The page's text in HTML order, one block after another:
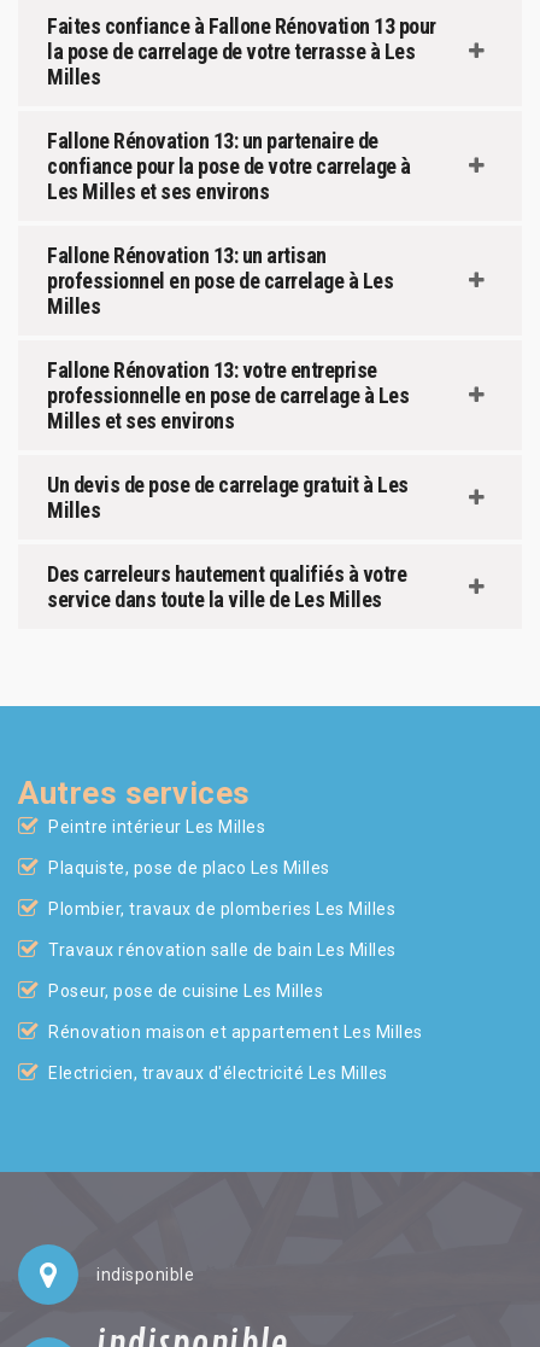
Faites confiance à Fallone Rénovation 13 pour
la pose de carrelage de votre terrasse à Les
Milles
Fallone Rénovation 13: un partenaire de
confiance pour la pose de votre carrelage à
Les Milles et ses environs
Fallone Rénovation 13: un artisan
professionnel en pose de carrelage à Les
Milles
Fallone Rénovation 13: votre entreprise
professionnelle en pose de carrelage à Les
Milles et ses environs
Un devis de pose de carrelage gratuit à Les
Milles
Des carreleurs hautement qualifiés à votre
service dans toute la ville de Les Milles
Autres services
Peintre intérieur Les Milles
Plaquiste, pose de placo Les Milles
Plombier, travaux de plomberies Les Milles
Travaux rénovation salle de bain Les Milles
Poseur, pose de cuisine Les Milles
Rénovation maison et appartement Les Milles
Electricien, travaux d'électricité Les Milles
indisponible